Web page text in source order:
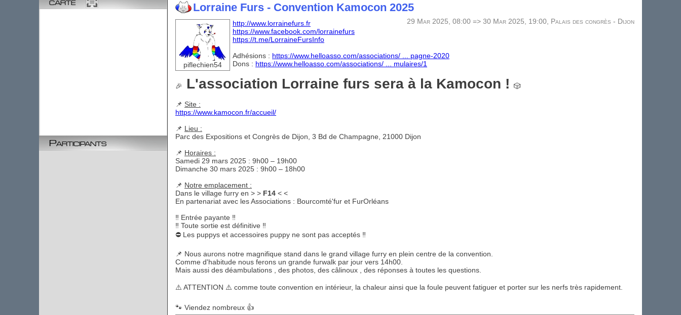
Participants
Lorraine Furs - Convention Kamocon 2025
29 Mar 2025, 08:00 => 30 Mar 2025, 19:00, Palais des congrès - Dijon
piflechien54
http://www.lorrainefurs.fr
https://www.facebook.com/lorrainefurs
https://t.me/LorraineFursInfo
Adhésions : https://www.helloasso.com/associations/ ... pagne-2020
Dons : https://www.helloasso.com/associations/ ... mulaires/1
🎉 L'association Lorraine furs sera à la Kamocon ! 🎲
📌 Site :
https://www.kamocon.fr/accueil/
📌 Lieu :
Parc des Expositions et Congrès de Dijon, 3 Bd de Champagne, 21000 Dijon
📌 Horaires :
Samedi 29 mars 2025 : 9h00 – 19h00
Dimanche 30 mars 2025 : 9h00 – 18h00
📌 Notre emplacement :
Dans le village furry en > > F14 < <
En partenariat avec les Associations : Bourcomté'fur et FurOrléans
‼️ Entrée payante ‼️
‼️ Toute sortie est définitive ‼️
⛔️ Les puppys et accessoires puppy ne sont pas acceptés ‼️
📌 Nous aurons notre magnifique stand dans le grand village furry en plein centre de la convention.
Comme d'habitude nous ferons un grande furwalk par jour vers 14h00.
Mais aussi des déambulations , des photos, des câlinoux , des réponses à toutes les questions.
⚠️ ATTENTION ⚠️ comme toute convention en intérieur, la chaleur ainsi que la foule peuvent fatiguer et porter sur les nerfs très rapidement.
🐾 Viendez nombreux 👍